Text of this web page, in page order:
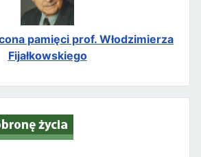
pamięci prof. Włodzimierza
Fijałkowskiego